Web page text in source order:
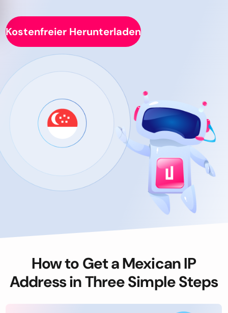
Kostenfreier Herunterladen
How to Get a Mexican IP
Address in Three Simple Steps